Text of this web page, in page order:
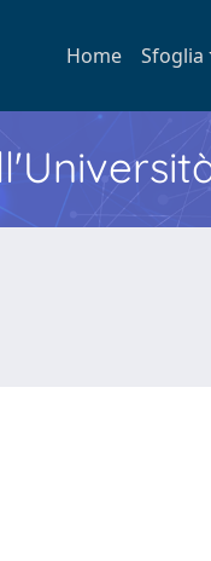
Home Sfoglia